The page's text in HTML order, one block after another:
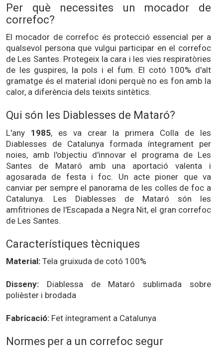
Per què necessites un mocador de
correfoc?
El mocador de correfoc és protecció essencial per a
qualsevol persona que vulgui participar en el correfoc
de Les Santes. Protegeix la cara i les vies respiratòries
de les guspires, la pols i el fum. El cotó 100% d'alt
gramatge és el material idoni perquè no es fon amb la
calor, a diferència dels teixits sintètics.
Qui són les Diablesses de Mataró?
L'any 1985, es va crear la primera Colla de les
Diablesses de Catalunya formada íntegrament per
noies, amb l'objectiu d'innovar el programa de Les
Santes de Mataró amb una aportació valenta i
agosarada de festa i foc. Un acte pioner que va
canviar per sempre el panorama de les colles de foc a
Catalunya. Les Diablesses de Mataró són les
amfitriones de l'Escapada a Negra Nit, el gran correfoc
de Les Santes.
Característiques tècniques
Material: Tela gruixuda de cotó 100%
Disseny: Diablessa de Mataró sublimada sobre
polièster i brodada
Fabricació: Fet íntegrament a Catalunya
Normes per a un correfoc segur